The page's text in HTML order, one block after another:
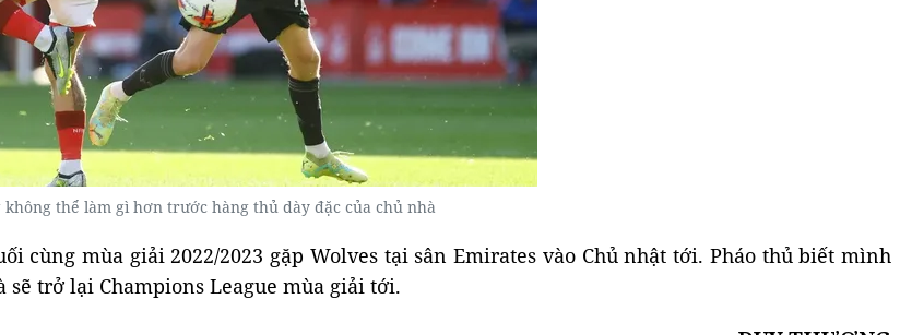
không thể làm gì hơn trước hàng thủ dày đặc của chủ nhà
cùng mùa giải 2022/2023 gặp Wolves tại sân Emirates vào Chủ nhật tới. Pháo thủ biết mình
trở lại Champions League mùa giải tới.